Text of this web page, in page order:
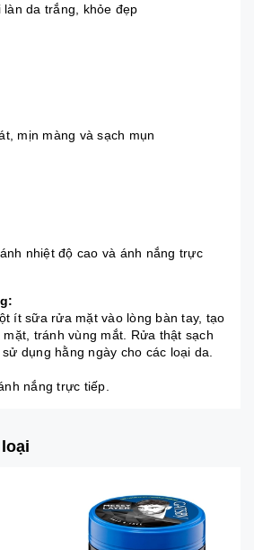
da trắng, khỏe đẹp
mịn màng và sạch mụn
nhiệt độ cao và ánh nắng trực
ít sữa rửa mặt vào lòng bàn tay, tạo
tránh vùng mắt. Rửa thật sạch
dụng hằng ngày cho các loại da.
nắng trực tiếp.